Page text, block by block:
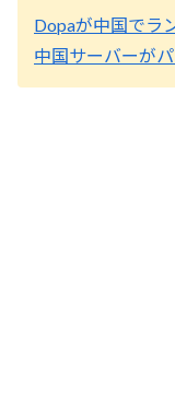
Dopaが中国でラ
中国サーバーが